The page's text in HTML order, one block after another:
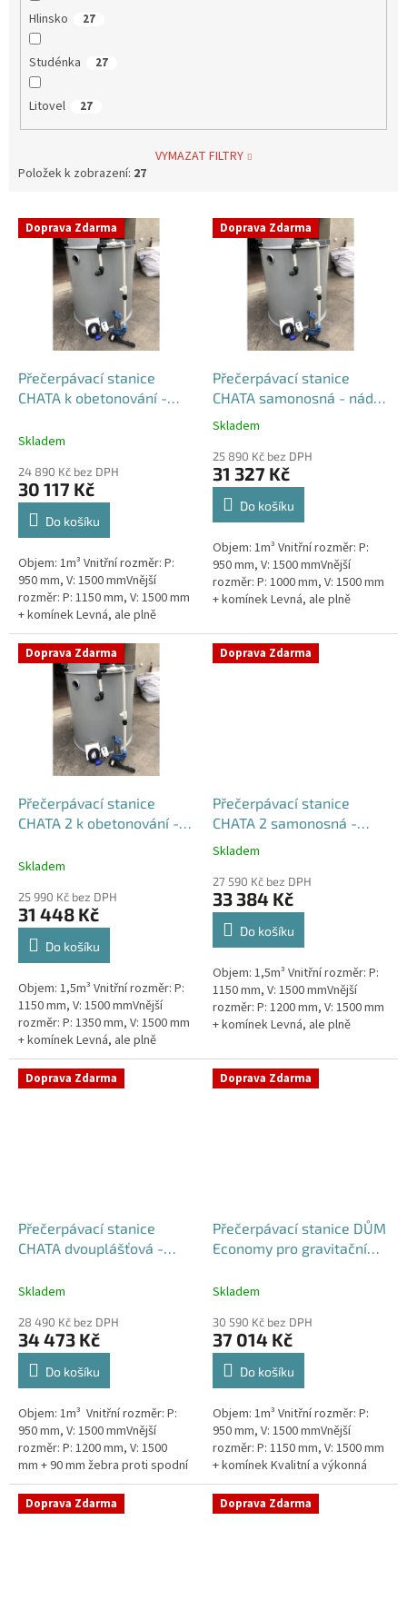
Hlinsko 27
Studénka 27
Litovel 27
VYMAZAT FILTRY
Položek k zobrazení: 27
V Doprava Zdarma
Přečerpávací stanice
CHATA k obetonování -
Skladem
24 890 Kč bez DPH
30 117 Kč
Do košíku
Objem: 1m³ Vnitřní rozměr: P:
950 mm, V: 1500 mmVnější
rozměr: P: 1150 mm, V: 1500 mm
+ komínek Levná, ale plně
funkční přečerpávací stanice
určená k chatám, zahradám,
sklepům,...
Doprava Zdarma
Přečerpávací stanice
CHATA samonosná - nádrž
1m3
Průměrné
produktu
je
5,0
hvězdiček.
Skladem
25 890 Kč bez DPH
31 327 Kč
Do košíku
Objem: 1m³ Vnitřní rozměr: P:
950 mm, V: 1500 mmVnější
rozměr: P: 1000 mm, V: 1500 mm
+ komínek Levná, ale plně
určená k chatám, zahradám,
sklepům,...
Doprava Zdarma
Přečerpávací stanice
CHATA 2 k obetonování -
Skladem
25 990 Kč bez DPH
31 448 Kč
Do košíku
Objem: 1,5m³ Vnitřní rozměr: P:
1150 mm, V: 1500 mmVnější
rozměr: P: 1350 mm, V: 1500 mm
+ komínek Levná, ale plně
funkční přečerpávací stanice
určená k chatám, zahradám,...
Doprava Zdarma
Přečerpávací stanice
CHATA 2 samonosná -
nádrž 1,5m3
Průměrné
produktu
je
5,0
hvězdiček.
Skladem
27 590 Kč bez DPH
33 384 Kč
Do košíku
Objem: 1,5m³ Vnitřní rozměr: P:
1150 mm, V: 1500 mmVnější
rozměr: P: 1200 mm, V: 1500 mm
+ komínek Levná, ale plně
určená k chatám, zahradám,...
Doprava Zdarma
Přečerpávací stanice
CHATA dvouplášťová -
Skladem
28 490 Kč bez DPH
34 473 Kč
Do košíku
Objem: 1m³ Vnitřní rozměr: P:
950 mm, V: 1500 mmVnější
rozměr: P: 1200 mm, V: 1500
mm + 90 mm žebra proti spodní
vodě + komínek Levná, ale plně
funkční přečerpávací...
Doprava Zdarma
Přečerpávací stanice DŮM
Economy pro gravitační
- nádrž 1m3
Skladem
30 590 Kč bez DPH
37 014 Kč
Do košíku
Objem: 1m³ Vnitřní rozměr: P:
950 mm, V: 1500 mmVnější
rozměr: P: 1150 mm, V: 1500 mm
+ komínek Kvalitní a výkonná
přečerpávací stanice k chatám,
chalupám a rodinným domům...
Doprava Zdarma Doprava Zdarma